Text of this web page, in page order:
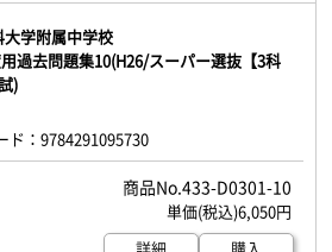
大学附属中学校
過去問題集10(H26/スーパー選抜【3科
)
ド：9784291095730
433-D0301-10
6,050円